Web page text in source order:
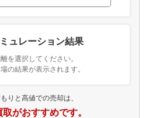
ュレーション結果
を選択してください。
の結果が表示されます。
りと高値での売却は、
がおすすめです。